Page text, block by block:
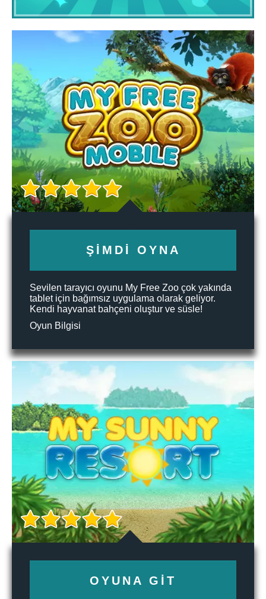
ŞIMDI OYNA
Sevilen tarayıcı oyunu My Free Zoo çok yakında
tablet için bağımsız uygulama olarak geliyor.
Kendi hayvanat bahçeni oluştur ve süsle!
Oyun Bilgisi
OYUNA GIT